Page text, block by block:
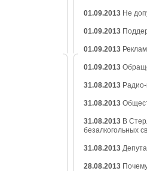
01.09.2013 Не
01.09.2013
01.09.2013
01.09.2013
31.08.2013
31.08.2013
31.08.2013 В
безалкогольных
31.08.2013
28.08.2013